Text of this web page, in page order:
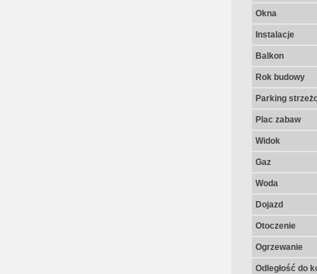
Okna
Instalacje
Balkon
Rok budowy
Parking
Plac zabaw
Widok
Gaz
Woda
Dojazd
Otoczenie
Ogrzewanie
Odległość do